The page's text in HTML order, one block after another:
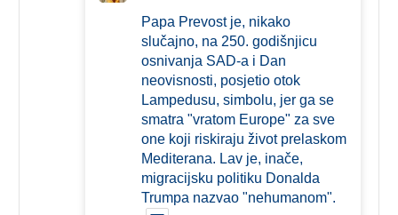
Papa Prevost je, nikako
slučajno, na 250. godišnjicu
osnivanja SAD-a i Dan
neovisnosti, posjetio otok
Lampedusu, simbolu, jer ga se
smatra "vratom Europe" za sve
one koji riskiraju život prelaskom
Mediterana. Lav je, inače,
migracijsku politiku Donalda
Trumpa nazvao "nehumanom".